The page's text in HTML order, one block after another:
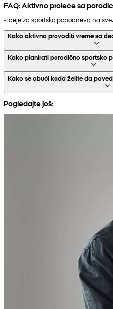
FAQ: Aktivno proleće sa
- ideje za sportska popodneva na
Kako aktivno provoditi vreme sa
Kako planirati porodično sportsko
Kako se obući kada želite da
Pogledajte još: